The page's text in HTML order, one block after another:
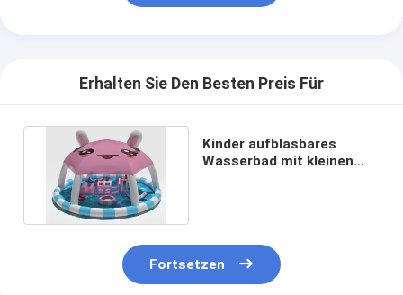
Erhalten Sie Den Besten Preis Für
Kinder aufblasbares
Wasserbad mit kleinen
Fortsetzen